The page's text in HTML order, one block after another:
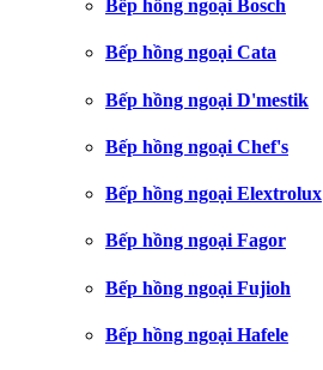
Bếp hồng ngoại Bosch
Bếp hồng ngoại Cata
Bếp hồng ngoại D'mestik
Bếp hồng ngoại Chef's
Bếp hồng ngoại Elextrolux
Bếp hồng ngoại Fagor
Bếp hồng ngoại Fujioh
Bếp hồng ngoại Hafele